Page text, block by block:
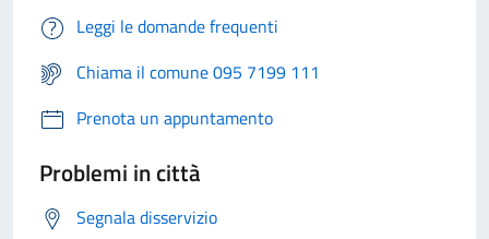
Leggi le domande frequenti
Chiama il comune 095 7199 111
Prenota un appuntamento
Problemi in città
Segnala disservizio